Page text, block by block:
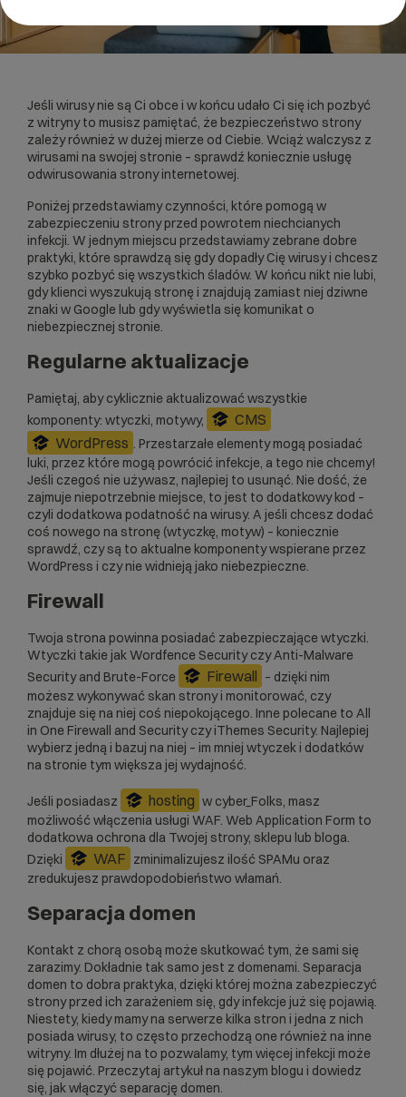
Jeśli wirusy nie są Ci obce i w końcu udało Ci się ich pozbyć
z witryny to musisz pamiętać, że bezpieczeństwo strony
zależy również w dużej mierze od Ciebie. Wciąż walczysz z
wirusami na swojej stronie – sprawdź koniecznie usługę
odwirusowania strony internetowej.
Poniżej przedstawiamy czynności, które pomogą w
zabezpieczeniu strony przed powrotem niechcianych
infekcji. W jednym miejscu przedstawiamy zebrane dobre
praktyki, które sprawdzą się gdy dopadły Cię wirusy i chcesz
szybko pozbyć się wszystkich śladów. W końcu nikt nie lubi,
gdy klienci wyszukują stronę i znajdują zamiast niej dziwne
znaki w Google lub gdy wyświetla się komunikat o
niebezpiecznej stronie.
Regularne aktualizacje
Pamiętaj, aby cyklicznie aktualizować wszystkie
komponenty: wtyczki, motywy,
CMS
WordPress . Przestarzałe elementy mogą posiadać
luki, przez które mogą powrócić infekcje, a tego nie chcemy!
Jeśli czegoś nie używasz, najlepiej to usunąć. Nie dość, że
zajmuje niepotrzebnie miejsce, to jest to dodatkowy kod –
czyli dodatkowa podatność na wirusy. A jeśli chcesz dodać
coś nowego na stronę (wtyczkę, motyw) – koniecznie
sprawdź, czy są to aktualne komponenty wspierane przez
WordPress i czy nie widnieją jako niebezpieczne.
Firewall
Twoja strona powinna posiadać zabezpieczające wtyczki.
Wtyczki takie jak Wordfence Security czy Anti-Malware
Security and Brute-Force
Firewall – dzięki nim
możesz wykonywać skan strony i monitorować, czy
znajduje się na niej coś niepokojącego. Inne polecane to All
in One Firewall and Security czy iThemes Security. Najlepiej
wybierz jedną i bazuj na niej – im mniej wtyczek i dodatków
na stronie tym większa jej wydajność.
Jeśli posiadasz hosting w cyber_Folks, masz
możliwość włączenia usługi WAF. Web Application Form to
dodatkowa ochrona dla Twojej strony, sklepu lub bloga.
Dzięki
WAF zminimalizujesz ilość SPAMu oraz
zredukujesz prawdopodobieństwo włamań.
Separacja domen
Kontakt z chorą osobą może skutkować tym, że sami się
zarazimy. Dokładnie tak samo jest z domenami. Separacja
domen to dobra praktyka, dzięki której można zabezpieczyć
strony przed ich zarażeniem się, gdy infekcje już się pojawią.
Niestety, kiedy mamy na serwerze kilka stron i jedna z nich
posiada wirusy, to często przechodzą one również na inne
witryny. Im dłużej na to pozwalamy, tym więcej infekcji może
się pojawić. Przeczytaj artykuł na naszym blogu i dowiedz
się, jak włączyć separację domen.